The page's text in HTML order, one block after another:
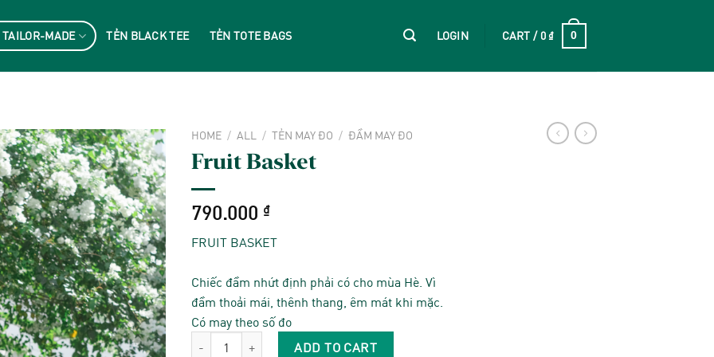
MADE TẺN BLACK TEE TẺN TOTE BAGS LOGIN CART / 0 ₫ 0
HOME / ALL / TẺN MAY ĐO / ĐẦM MAY ĐO
Fruit Basket
790.000 ₫
FRUIT BASKET
Chiếc đầm nhứt định phải có cho mùa Hè. Vì
đầm thoải mái, thênh thang, êm mát khi mặc.
Có may theo số đo
ADD TO CART